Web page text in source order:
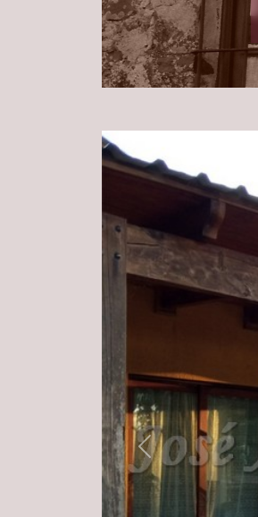
Previous